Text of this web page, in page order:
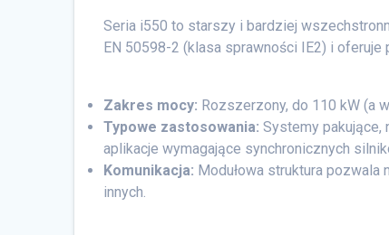
Seria i550 to starszy i bardziej
EN 50598-2 (klasa sprawności IE2) i oferuje
Zakres mocy: Rozszerzony, do 110 kW (a
Typowe zastosowania: Systemy pakujące,
aplikacje wymagające synchronicznych
Komunikacja: Modułowa struktura pozwala
innych.